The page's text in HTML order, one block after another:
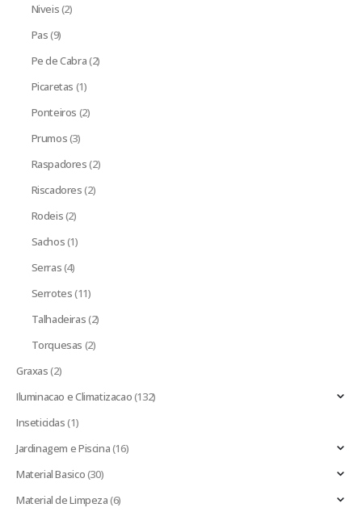
Niveis(2)
Pas(9)
Pe de Cabra(2)
Picaretas (1)
Ponteiros (2)
Prumos(3)
Raspadores(2)
Riscadores(2)
Rodeis(2)
Sachos(1)
Serras(4)
Serrotes(11)
Talhadeiras(2)
Torquesas (2)
Graxas(2)
Iluminacao e Climatizacao(132)
Inseticidas(1)
Jardinagem e Piscina(16)
Material Basico(30)
Material de Limpeza(6)